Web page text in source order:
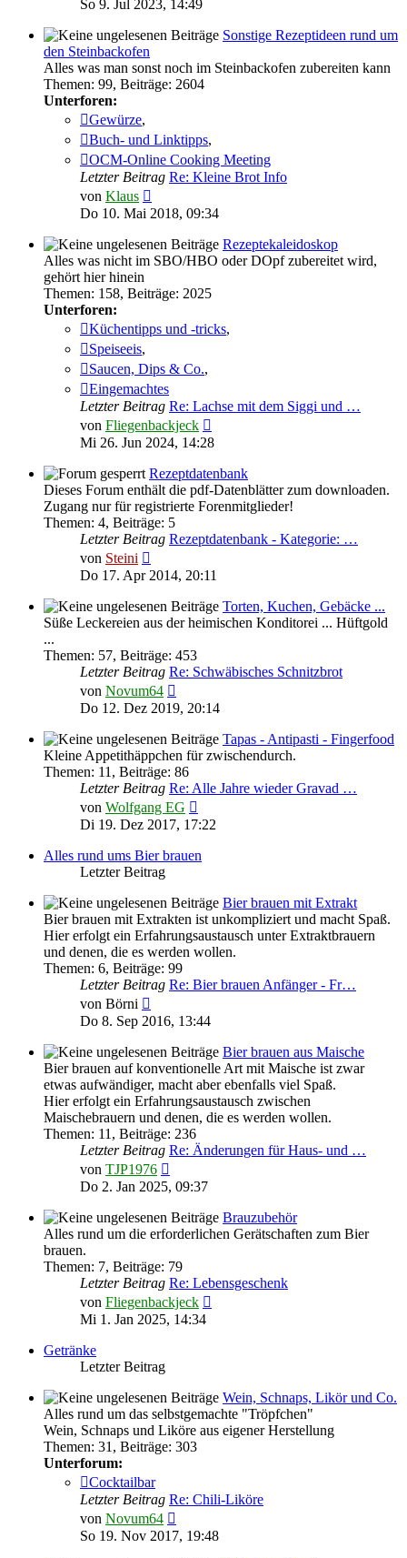
So 9. Jul 2023, 14:49
Sonstige Rezeptideen rund um
den Steinbackofen
Alles was man sonst noch im Steinbackofen zubereiten kann
Themen: 99, Beiträge: 2604
Unterforen:
Gewürze,
Buch- und Linktipps,
OCM-Online Cooking Meeting
Letzter Beitrag Re: Kleine Brot Info
von Klaus
Beitrag
Do 10. Mai 2018, 09:34
Rezeptekaleidoskop
Alles was nicht im SBO/HBO oder DOpf zubereitet wird,
gehört hier hinein
Themen: 158, Beiträge: 2025
Unterforen:
Küchentipps und -tricks,
Speiseeis,
Saucen, Dips & Co.,
Eingemachtes
Letzter Beitrag Re: Lachse mit dem Siggi und …
von Fliegenbackjeck
Beitrag
Mi 26. Jun 2024, 14:28
Rezeptdatenbank
Dieses Forum enthält die pdf-Datenblätter zum downloaden.
Zugang nur für registrierte Forenmitglieder!
Themen: 4, Beiträge: 5
Letzter Beitrag Rezeptdatenbank - Kategorie: …
von Steini
Beitrag
Do 17. Apr 2014, 20:11
Torten, Kuchen, Gebäcke ...
Süße Leckereien aus der heimischen Konditorei ... Hüftgold
...
Themen: 57, Beiträge: 453
Letzter Beitrag Re: Schwäbisches Schnitzbrot
von Novum64
Beitrag
Do 12. Dez 2019, 20:14
Tapas - Antipasti - Fingerfood
Kleine Appetithäppchen für zwischendurch.
Themen: 11 , Beiträge: 86
Letzter Beitrag Re: Alle Jahre wieder Gravad …
von Wolfgang EG
Beitrag
Di 19. Dez 2017, 17:22
Alles rund ums Bier brauen
Letzter Beitrag
Bier brauen mit Extrakt
Bier brauen mit Extrakten ist unkompliziert und macht Spaß.
Hier erfolgt ein Erfahrungsaustausch unter Extraktbrauern
und denen, die es werden wollen.
Themen: 6, Beiträge: 99
Letzter Beitrag Re: Bier brauen Anfänger - Fr…
von Börni
Beitrag
Do 8. Sep 2016, 13:44
Bier brauen aus Maische
Bier brauen auf konventionelle Art mit Maische ist zwar
etwas aufwändiger, macht aber ebenfalls viel Spaß.
Hier erfolgt ein Erfahrungsaustausch zwischen
Maischebrauern und denen, die es werden wollen.
Themen: 11 , Beiträge: 236
Letzter Beitrag Re: Änderungen für Haus- und …
von TJP1976
Beitrag
Do 2. Jan 2025, 09:37
Brauzubehör
Alles rund um die erforderlichen Gerätschaften zum Bier
brauen.
Themen: 7, Beiträge: 79
Letzter Beitrag Re: Lebensgeschenk
von Fliegenbackjeck
Mi 1. Jan 2025, 14:34
Getränke
Letzter Beitrag
Wein, Schnaps, Likör und Co.
Alles rund um das selbstgemachte "Tröpfchen"
Wein, Schnaps und Liköre aus eigener Herstellung
Themen: 31 , Beiträge: 303
Unterforum:
Cocktailbar
Letzter Beitrag Re: Chili-Liköre
von Novum64
Beitrag
So 19. Nov 2017, 19:48